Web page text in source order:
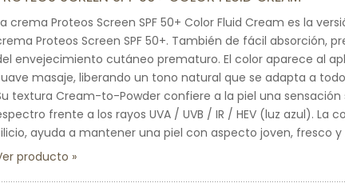
crema Proteos Screen SPF 50+ Color Fluid Cream es la
Proteos Screen SPF 50+. También de fácil absorción,
envejecimiento cutáneo prematuro. El color aparece al
masaje, liberando un tono natural que se adapta a
textura Cream-to-Powder confiere a la piel una
frente a los rayos UVA / UVB / IR / HEV (luz azul).
ayuda a mantener una piel con aspecto joven, fresco
producto